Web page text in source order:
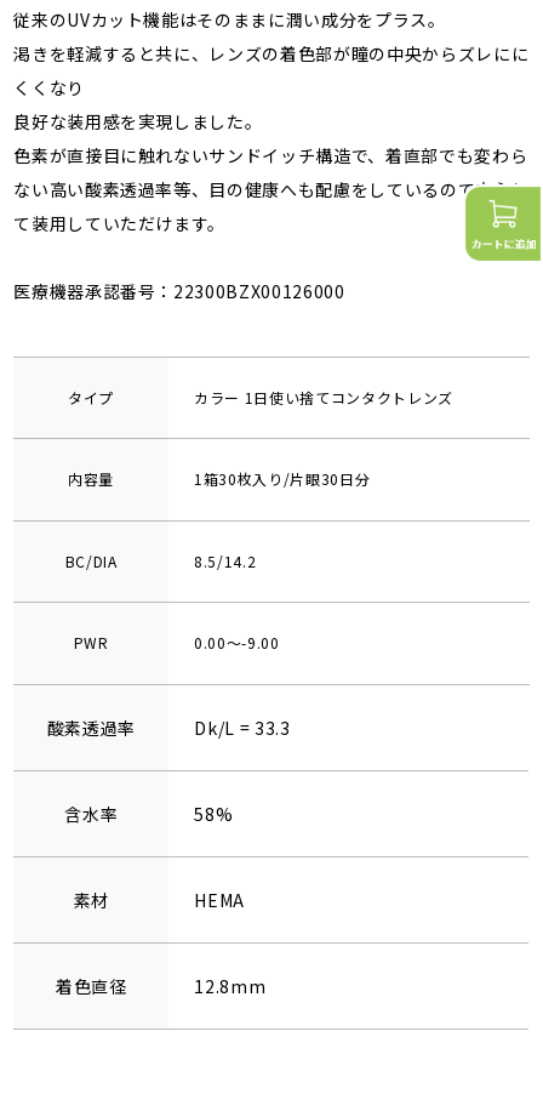
従来のUVカット機能はそのままに潤い成分をプラス。
渇きを軽減すると共に、レンズの着色部が瞳の中央からズレにに
くくなり
良好な装用感を実現しました。
色素が直接目に触れないサンドイッチ構造で、着直部でも変わら
ない高い酸素透過率等、目の健康へも配慮をしているので安心し
て装用していただけます。
医療機器承認番号：22300BZX00126000
タイプ カラー 1日使い捨てコンタクトレンズ
内容量 1箱30枚入り/片眼30日分
BC/DIA 8.5/14.2
PWR 0.00～-9.00
酸素透過率 Dk/L = 33.3
含水率 58%
素材 HEMA
着色直径 12.8mm